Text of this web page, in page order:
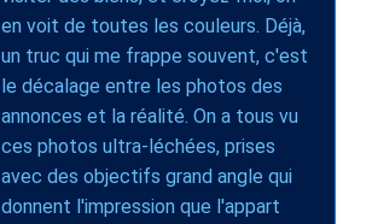
en voit de toutes les couleurs. Déjà,
un truc qui me frappe souvent, c'est
le décalage entre les photos des
annonces et la réalité. On a tous vu
ces photos ultra-léchées, prises
avec des objectifs grand angle qui
donnent l'impression que l'appart